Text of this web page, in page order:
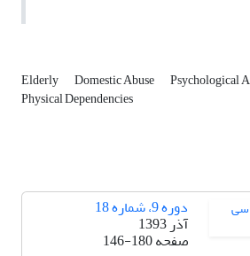
Elderly Domestic Abuse Psychological
Physical Dependencies
دوره 9، شماره 18
آذر 1393
صفحه146-180